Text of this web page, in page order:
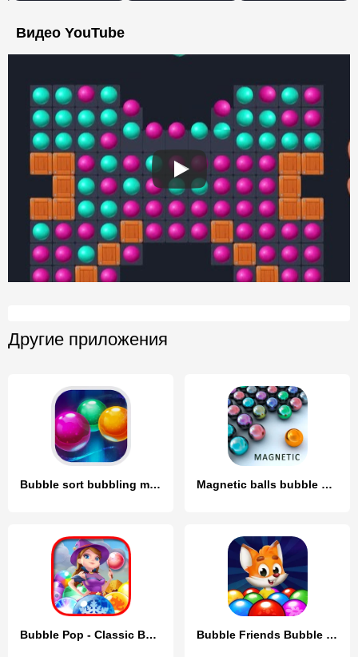
Видео YouTube
Другие приложения
Bubble sort bubbling maker fun Magnetic balls bubble shoot
Bubble Pop - Classic Bubble Sh Bubble Friends Bubble Shooter